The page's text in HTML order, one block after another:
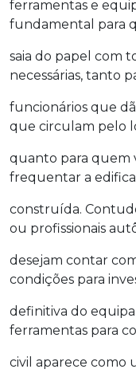
ferramentas e
fundamental para
saia do papel com
necessárias, tanto
funcionários que
que circulam pelo
quanto para quem
frequentar a
construída.
ou profissionais
desejam contar
condições para
definitiva do
ferramentas para
civil aparece como